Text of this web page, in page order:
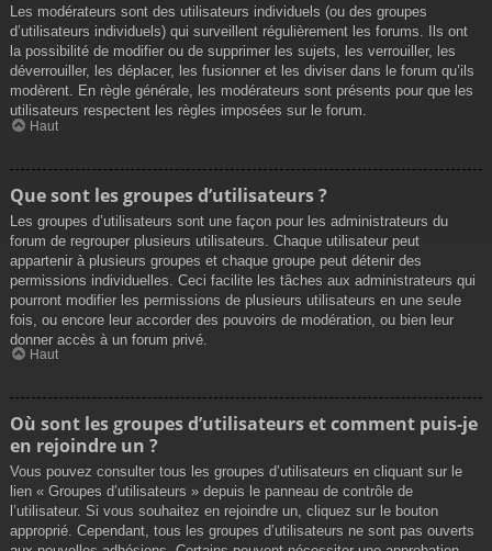
Les modérateurs sont des utilisateurs individuels (ou des groupes
d’utilisateurs individuels) qui surveillent régulièrement les forums. Ils ont
la possibilité de modifier ou de supprimer les sujets, les verrouiller, les
déverrouiller, les déplacer, les fusionner et les diviser dans le forum qu’ils
modèrent. En règle générale, les modérateurs sont présents pour que les
utilisateurs respectent les règles imposées sur le forum.
Haut
Que sont les groupes d’utilisateurs ?
Les groupes d’utilisateurs sont une façon pour les administrateurs du
forum de regrouper plusieurs utilisateurs. Chaque utilisateur peut
appartenir à plusieurs groupes et chaque groupe peut détenir des
permissions individuelles. Ceci facilite les tâches aux administrateurs qui
pourront modifier les permissions de plusieurs utilisateurs en une seule
fois, ou encore leur accorder des pouvoirs de modération, ou bien leur
donner accès à un forum privé.
Haut
Où sont les groupes d’utilisateurs et comment puis-je
en rejoindre un ?
Vous pouvez consulter tous les groupes d’utilisateurs en cliquant sur le
lien « Groupes d’utilisateurs » depuis le panneau de contrôle de
l’utilisateur. Si vous souhaitez en rejoindre un, cliquez sur le bouton
approprié. Cependant, tous les groupes d’utilisateurs ne sont pas ouverts